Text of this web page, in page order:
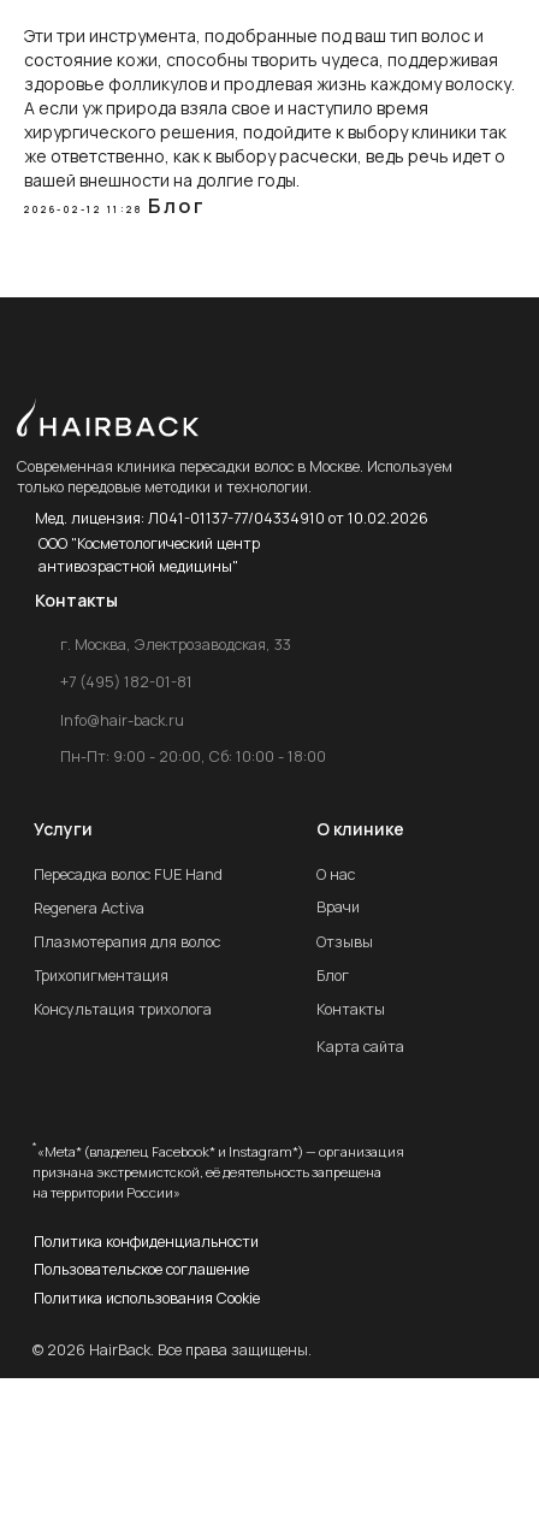
Эти три инструмента, подобранные под ваш тип волос и
состояние кожи, способны творить чудеса, поддерживая
здоровье фолликулов и продлевая жизнь каждому волоску.
А если уж природа взяла свое и наступило время
хирургического решения, подойдите к выбору клиники так
же ответственно, как к выбору расчески, ведь речь идет о
вашей внешности на долгие годы.
2026-02-12 11:28 Блог